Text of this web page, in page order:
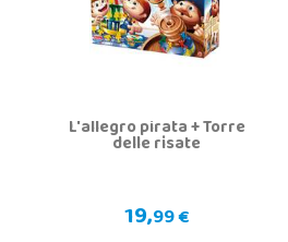
L'allegro pirata + Torre
delle risate
19,99 €